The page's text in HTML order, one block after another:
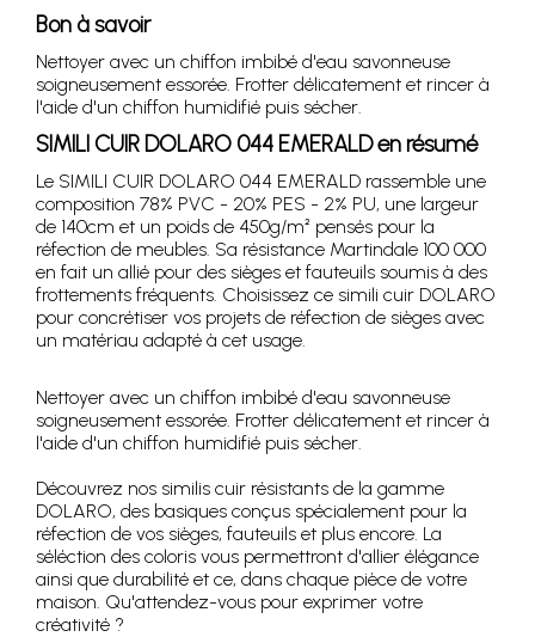
Bon à savoir
Nettoyer avec un chiffon imbibé d'eau savonneuse
soigneusement essorée. Frotter délicatement et rincer à
l'aide d'un chiffon humidifié puis sécher.
SIMILI CUIR DOLARO 044 EMERALD en résumé
Le SIMILI CUIR DOLARO 044 EMERALD rassemble une
composition 78% PVC - 20% PES - 2% PU, une largeur
de 140cm et un poids de 450g/m² pensés pour la
réfection de meubles. Sa résistance Martindale 100 000
en fait un allié pour des sièges et fauteuils soumis à des
frottements fréquents. Choisissez ce simili cuir DOLARO
pour concrétiser vos projets de réfection de sièges avec
un matériau adapté à cet usage.
Nettoyer avec un chiffon imbibé d'eau savonneuse
soigneusement essorée. Frotter délicatement et rincer à
l'aide d'un chiffon humidifié puis sécher.
Découvrez nos similis cuir résistants de la gamme
DOLARO, des basiques conçus spécialement pour la
réfection de vos sièges, fauteuils et plus encore. La
séléction des coloris vous permettront d'allier élégance
ainsi que durabilité et ce, dans chaque pièce de votre
maison. Qu'attendez-vous pour exprimer votre
créativité ?